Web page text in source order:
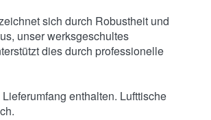
sich durch Robustheit und
unser werksgeschultes
dies durch professionelle
enthalten. Lufttische